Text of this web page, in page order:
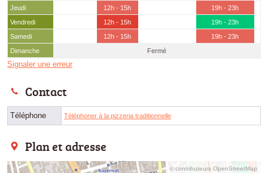
Jeudi
12h - 15h
19h - 23h
Vendredi
12h - 15h
19h - 23h
Samedi
12h - 15h
19h - 23h
Dimanche
Fermé
Signaler une erreur
Contact
Téléphone Téléphoner à la pizzeria traditionnelle
Plan et adresse
© contributeurs OpenStreetMap